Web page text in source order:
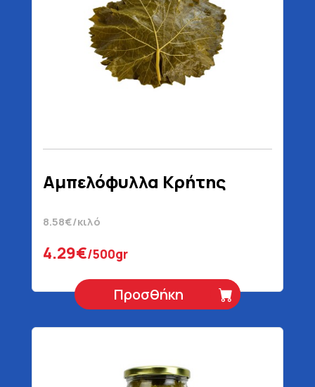
Αμπελόφυλλα Κρήτης
8.58€/κιλό
4.29€/500gr
Προσθήκη